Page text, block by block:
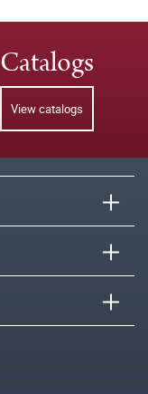
Catalogs
View catalogs